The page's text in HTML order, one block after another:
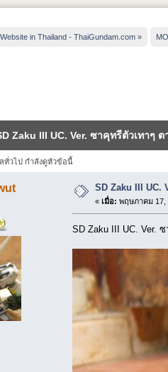
in Thailand - ThaiGundam.com »
Zaku III UC. Ver. ซาคุทรีตัวเทาๆ
ทั่วไป กำลังดูหัวข้อนี้
SD Zaku III UC.
«เมื่อ: พฤษภาคม 17,
SD Zaku III UC. Ver.